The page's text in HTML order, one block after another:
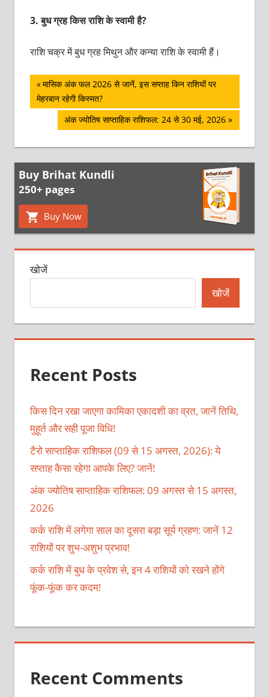
3.बुध ग्रह किस राशि के स्वामी है?
राशि चक्र में बुध ग्रह मिथुन और कन्या राशि के स्वामी हैं।
पोस्ट
नेविगेशन
Previous
Post:
मासिक अंक फल 2026 से जानें, इस सप्ताह किन राशियों पर
मेहरबान रहेगी किस्मत?
Next
Post:
अंक ज्योतिष साप्ताहिक राशिफल: 24 से 30 मई, 2026
Buy Brihat Kundli
250+ pages
Buy Now
खोजें
खोजें
Recent Posts
किस दिन रखा जाएगा कामिका एकादशी का व्रत, जानें तिथि,
मुहूर्त और सही पूजा विधि!
टैरो साप्ताहिक राशिफल (09 से 15 अगस्त, 2026): ये
सप्ताह कैसा रहेगा आपके लिए? जानें!
अंक ज्योतिष साप्ताहिक राशिफल: 09 अगस्त से 15 अगस्त,
2026
कर्क राशि में लगेगा साल का दूसरा बड़ा सूर्य ग्रहण: जानें 12
राशियों पर शुभ-अशुभ प्रभाव!
कर्क राशि में बुध के प्रवेश से, इन 4 राशियों को रखने होंगे
फूंक-फूंक कर कदम!
Recent Comments